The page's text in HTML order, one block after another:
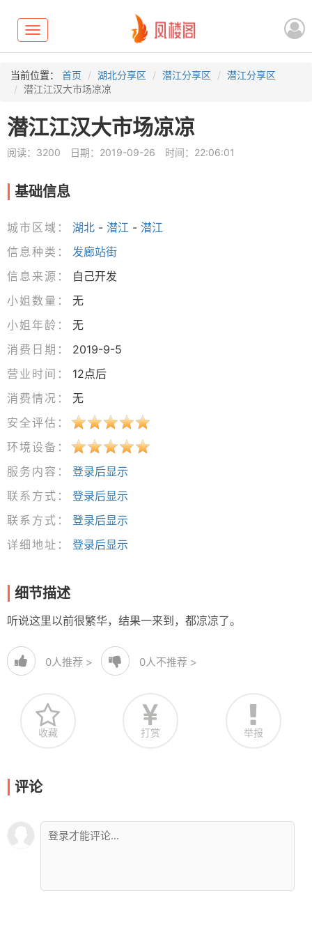
Toggle
navigation
当前位置： 首页 湖北分享区 潜江分享区
潜江分享区
潜江江汉大市场凉凉
潜江江汉大市场凉凉
阅读：3200 日期：2019-09-26 时间：22:06:01
基础信息
城市区域： 湖北 - 潜江 - 潜江
信息种类：
发廊站街
信息来源：
自己开发
小姐数量：
无
小姐年龄：
无
消费日期：
2019-9-5
营业时间：
12点后
消费情况：
无
安全评估：
环境设备：
服务内容：
登录后显示
联系方式：
登录后显示
联系方式：
登录后显示
详细地址：
登录后显示
细节描述
听说这里以前很繁华，结果一来到，都凉凉了。
0人推荐 > 0人不推荐 >
收藏 打赏 举报
评论